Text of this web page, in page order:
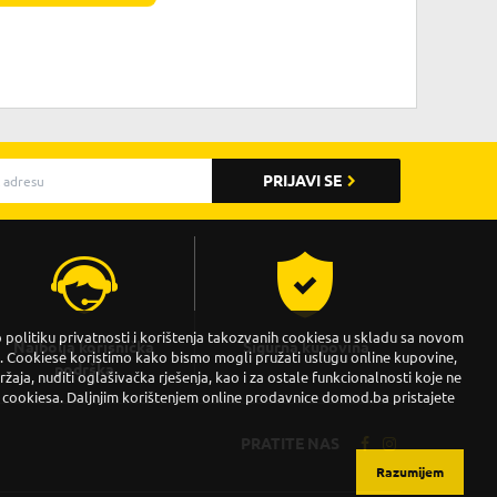
PRIJAVI SE
Najbolja korisnička
podrška
Sigurna kupovina
PRATITE NAS
politiku privatnosti i korištenja takozvanih cookiesa u skladu sa novom
koristimo kako bismo mogli pružati uslugu online kupovine,
nuditi oglašivačka rješenja, kao i za ostale funkcionalnosti koje ne
Daljnjim korištenjem online prodavnice domod.ba pristajete
Razumijem